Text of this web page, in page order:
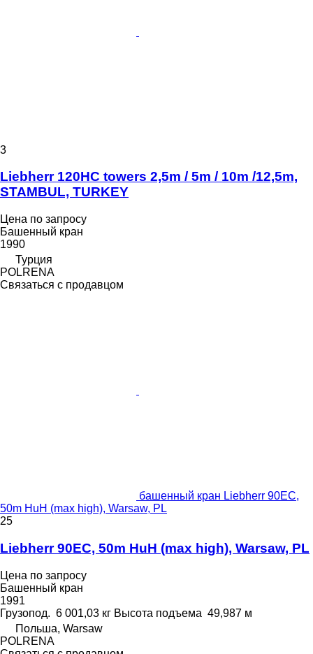
3
Liebherr 120HC towers 2,5m / 5m / 10m /12,5m,
STAMBUL, TURKEY
Цена по запросу
Башенный кран
1990
Турция
POLRENA
Связаться с продавцом
башенный кран Liebherr 90EC,
50m HuH (max high), Warsaw, PL
25
Liebherr 90EC, 50m HuH (max high), Warsaw, PL
Цена по запросу
Башенный кран
1991
Грузопод. 6 001,03 кг Высота подъема 49,987 м
Польша, Warsaw
POLRENA